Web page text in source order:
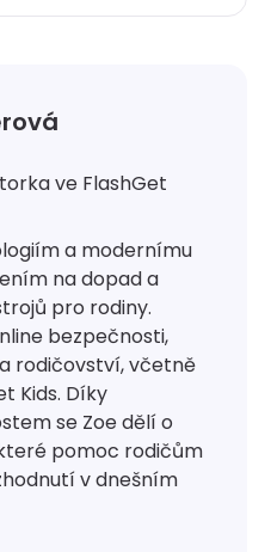
ve FlashGet
a modernímu
na dopad a
pro rodiny.
bezpečnosti,
rodičovství, včetně
Kids. Díky
se Zoe dělí o
pomoc rodičům
v dnešním